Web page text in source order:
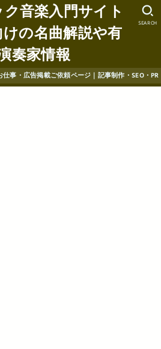
音楽入門サイト
けの名曲解説や有
奏家情報
仕事・広告掲載ご依頼ページ｜記事制作・SEO・
SEARCH